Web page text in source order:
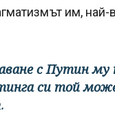
им,
с Путин му
си той